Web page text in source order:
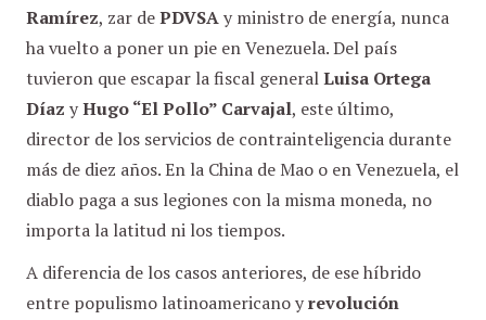
Ramírez, zar dePDVSAy ministro de energía, nunca
ha vuelto a poner un pie en Venezuela. Del país
tuvieron que escapar la fiscal generalLuisa Ortega
Díaz yHugo “El Pollo” Carvajal, este último,
director de los servicios de contrainteligencia durante
más de diez años. En la China de Mao o en Venezuela, el
diablo paga a sus legiones con la misma moneda, no
importa la latitud ni los tiempos.
A diferencia de los casos anteriores, de ese híbrido
entre populismo latinoamericano yrevolución